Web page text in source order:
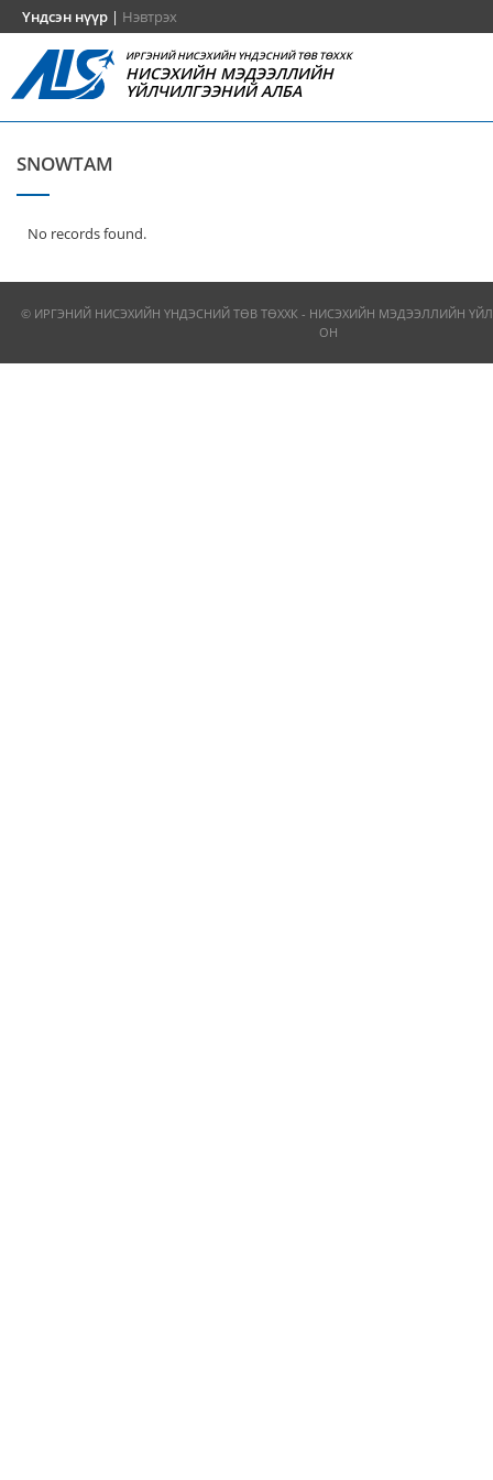
Үндсэн нүүр | Нэвтрэх
ИРГЭНИЙ НИСЭХИЙН ҮНДЭСНИЙ ТӨВ ТӨХХК
НИСЭХИЙН МЭДЭЭЛЛИЙН
ҮЙЛЧИЛГЭЭНИЙ АЛБА
SNOWTAM
No records found.
© ИРГЭНИЙ НИСЭХИЙН ҮНДЭСНИЙ ТӨВ ТӨХХК - НИСЭХИЙН МЭДЭЭЛЛИЙН
ОН